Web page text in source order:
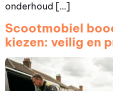
onderhoud […]
Scootmobiel
kiezen: veilig en